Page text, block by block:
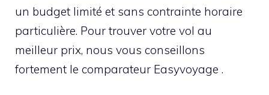
un budget limité et sans contrainte horaire
particulière. Pour trouver votre vol au
meilleur prix, nous vous conseillons
fortement le comparateur Easyvoyage .